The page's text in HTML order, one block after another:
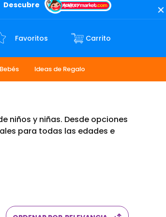
Descubre
Favoritos
Bebés Ideas de Regalo
niños y niñas. Desde opciones
para todas las edades e